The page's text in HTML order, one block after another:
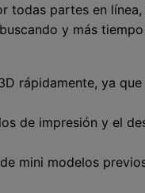
partes en
y más
rápidamente, ya
de impresión y el
mini modelos